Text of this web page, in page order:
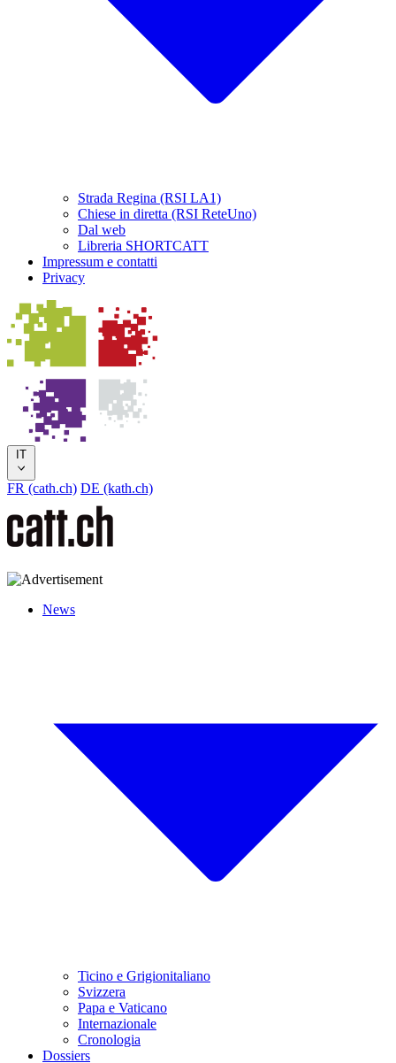
Strada Regina (RSI LA1)
Chiese in diretta (RSI ReteUno)
Dal web
Libreria SHORTCATT
Impressum e contatti
Privacy
IT
FR (cath.ch) DE (kath.ch)
News
Ticino e Grigionitaliano
Svizzera
Papa e Vaticano
Internazionale
Cronologia
Dossiers